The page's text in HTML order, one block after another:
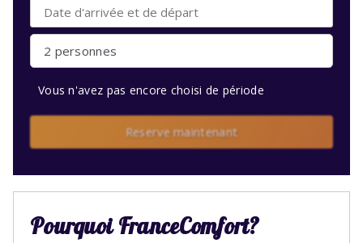
2 personnes
Vous n'avez pas encore choisi de période
Reserve maintenant
Pourquoi FranceComfort?